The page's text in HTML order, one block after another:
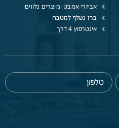
אביזרי אמבט ומוצרים נלווים
ברז נשלף למטבח
אינטרפוץ 4 דרך